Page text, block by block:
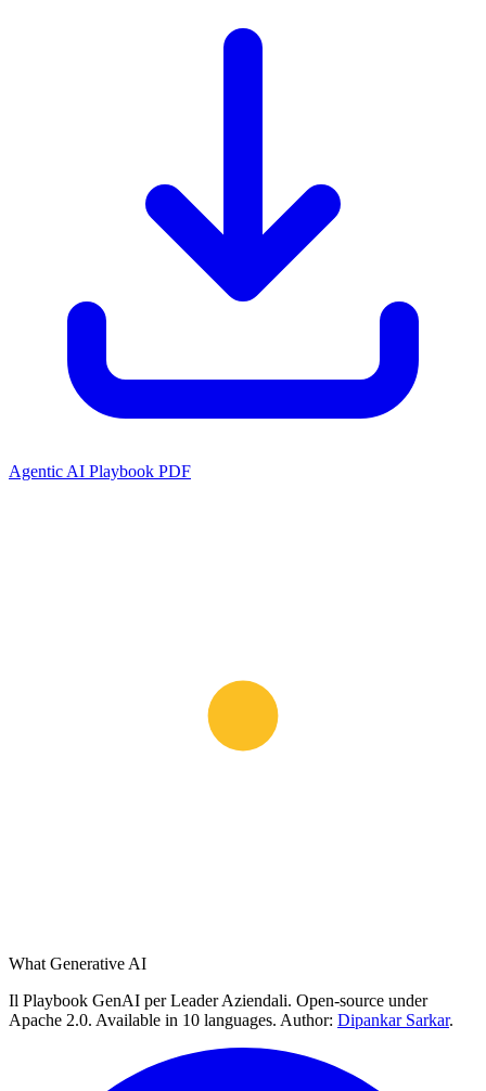
Agentic AI Playbook PDF
What Generative AI
Il Playbook GenAI per Leader Aziendali. Open-source under
Apache 2.0. Available in 10 languages. Author: Dipankar Sarkar.